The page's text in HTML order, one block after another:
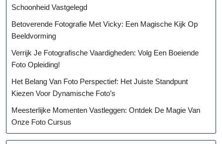
Schoonheid Vastgelegd
Betoverende Fotografie Met Vicky: Een Magische Kijk Op
Beeldvorming
Verrijk Je Fotografische Vaardigheden: Volg Een Boeiende
Foto Opleiding!
Het Belang Van Foto Perspectief: Het Juiste Standpunt
Kiezen Voor Dynamische Foto’s
Meesterlijke Momenten Vastleggen: Ontdek De Magie Van
Onze Foto Cursus